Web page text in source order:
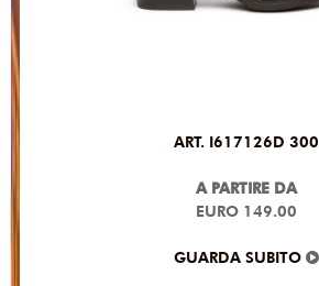
ART. I617126D 300
A PARTIRE DA
EURO 149.00
GUARDA SUBITO